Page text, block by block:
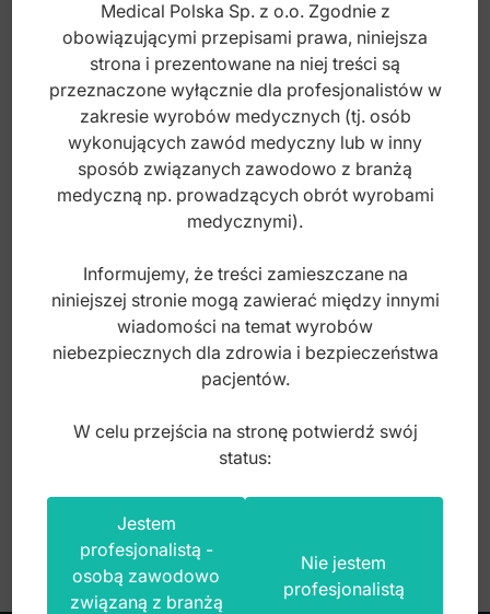
Jednorazowe strzykawki do masy z
zakrzywionym końcem 12ml (50 szt.)
Index: DI.016.010
Medical Polska Sp. z o.o. Zgodnie z
obowiązującymi przepisami prawa, niniejsza
strona i prezentowane na niej treści są
przeznaczone wyłącznie dla profesjonalistów w
zakresie wyrobów medycznych (tj. osób
wykonujących zawód medyczny lub w inny
sposób związanych zawodowo z branżą
medyczną np. prowadzących obrót wyrobami
medycznymi).
Informujemy, że treści zamieszczane na
niniejszej stronie mogą zawierać między innymi
wiadomości na temat wyrobów
niebezpiecznych dla zdrowia i bezpieczeństwa
pacjentów.
W celu przejścia na stronę potwierdź swój
status:
Jestem
profesjonalistą -
osobą zawodowo
związaną z branżą
Nie jestem
profesjonalistą